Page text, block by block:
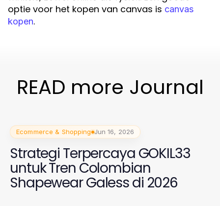
optie voor het kopen van canvas is canvas
kopen.
READ more Journal
Ecommerce & Shopping Jun 16, 2026
Strategi Terpercaya GOKIL33
untuk Tren Colombian
Shapewear Galess di 2026